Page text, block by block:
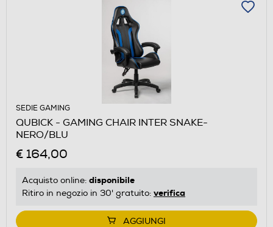
SEDIE GAMING
QUBICK - GAMING CHAIR INTER SNAKE-
NERO/BLU
€ 164,00
Acquisto online: disponibile
Ritiro in negozio in 30' gratuito: verifica
AGGIUNGI